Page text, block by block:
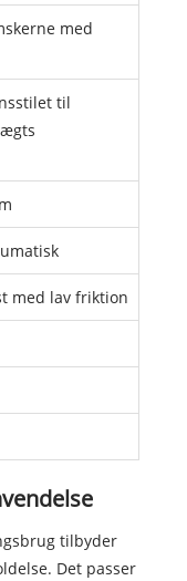
med
til
med lav friktion
tilbyder
Det passer